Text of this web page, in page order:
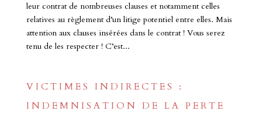
leur contrat de nombreuses clauses et notamment celles
relatives au règlement d’un litige potentiel entre elles. Mais
attention aux clauses insérées dans le contrat ! Vous serez
tenu de les respecter ! C’est...
VICTIMES INDIRECTES :
INDEMNISATION DE LA PERTE